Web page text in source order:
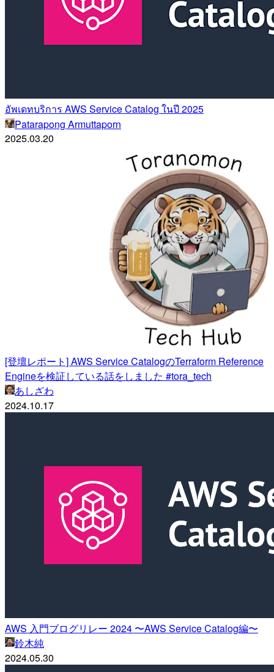
อัพเดทบริการ AWS Service Catalog ในปี 2025
Patarapong Armuttaporn
2025.03.20
[登壇レポート] AWS Service CatalogのTerraform Reference
Engineを検証している話をしました #tora_tech
あしざわ
2024.10.17
AWS 入門ブログリレー 2024 〜AWS Service Catalog編〜
鈴木純
2024.05.30